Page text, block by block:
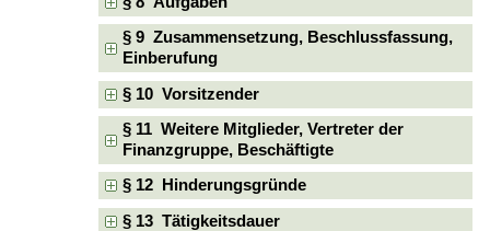
§ 9 Zusammensetzung, Beschlussfassung,
Einberufung
§ 10 Vorsitzender
§ 11 Weitere Mitglieder, Vertreter der
Finanzgruppe, Beschäftigte
§ 12 Hinderungsgründe
§ 13 Tätigkeitsdauer